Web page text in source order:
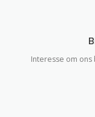
Interesse om